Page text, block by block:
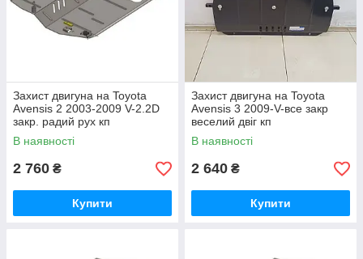
Захист двигуна на Toyota
Avensis 2 2003-2009 V-2.2D
закр. радий рух кп
В наявності
2 760 ₴
Купити
Захист двигуна на Toyota
Avensis 3 2009-V-все закр
веселий двіг кп
В наявності
2 640 ₴
Купити